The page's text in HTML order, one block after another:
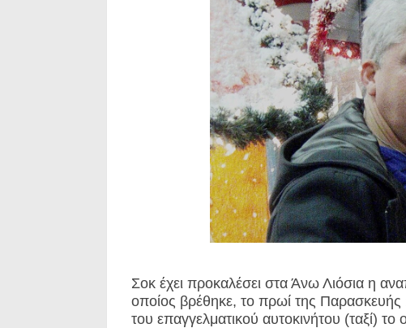
Σοκ έχει προκαλέσει στα Άνω Λιόσια η
οποίος βρέθηκε, το πρωί της Παρασκευής
του επαγγελματικού αυτοκινήτου (ταξί)